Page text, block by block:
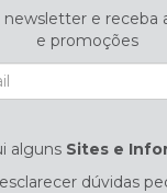
newsletter e receba
e promoções
alguns Sites e
dúvidas